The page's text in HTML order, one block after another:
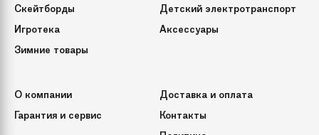
Скейтборды
Детский электротранспорт
Игротека
Аксессуары
Зимние товары
О компании
Доставка и оплата
Гарантия и сервис
Контакты